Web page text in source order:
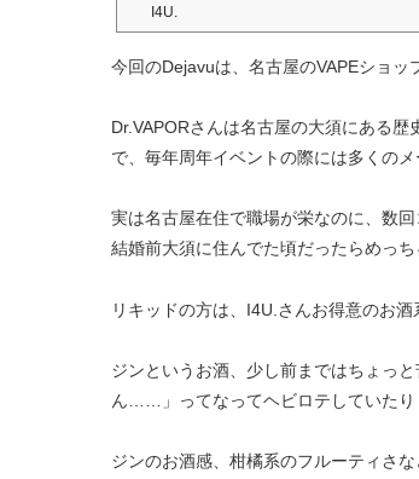
I4U.
今回のDejavuは、名古屋のVAPEショッ
Dr.VAPORさんは名古屋の大須にある
で、毎年周年イベントの際には多くの
実は名古屋在住で職場が栄なのに、数
結婚前大須に住んでた頃だったらめっ
リキッドの方は、I4U.さんお得意のお酒
ジンというお酒、少し前まではちょっ
ん……」ってなってヘビロテしていたり
ジンのお酒感、柑橘系のフルーティさ